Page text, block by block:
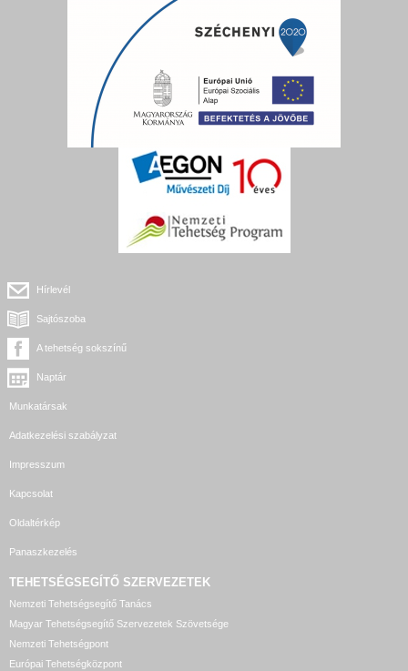
Hírlevél
Sajtószoba
A tehetség sokszínű
Naptár
Munkatársak
Adatkezelési szabályzat
Impresszum
Kapcsolat
Oldaltérkép
Panaszkezelés
TEHETSÉGSEGÍTŐ SZERVEZETEK
Nemzeti Tehetségsegítő Tanács
Magyar Tehetségsegítő Szervezetek Szövetsége
Nemzeti Tehetségpont
Európai Tehetségközpont